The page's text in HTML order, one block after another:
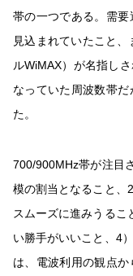
帯の一つである。需
見込まれていたこと
ルWiMAX）が名指し
なっていた周波数帯
た。
700/900MHz帯が注目
模の割当となること、
スムーズに進みうるこ
い勝手がいいこと、4
は、電波利用の観点